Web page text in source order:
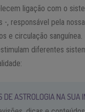
ligação com o
, responsável pela
e circulação
diferentes
DE ASTROLOGIA NA SUA